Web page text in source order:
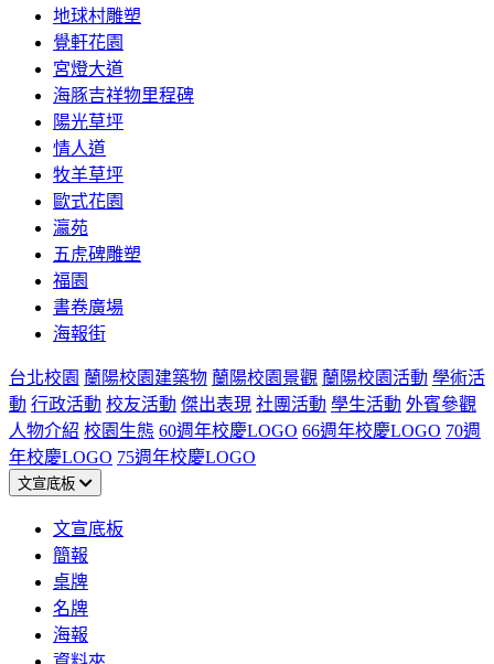
地球村雕塑
覺軒花園
宮燈大道
海豚吉祥物里程碑
陽光草坪
情人道
牧羊草坪
歐式花園
瀛苑
五虎碑雕塑
福園
書卷廣場
海報街
台北校園 蘭陽校園建築物 蘭陽校園景觀 蘭陽校園活動 學術活
動 行政活動 校友活動 傑出表現 社團活動 學生活動 外賓參觀
人物介紹 校園生態 60週年校慶LOGO 66週年校慶LOGO 70週
年校慶LOGO 75週年校慶LOGO
文宣底板
文宣底板
簡報
桌牌
名牌
海報